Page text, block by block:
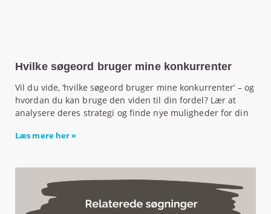
Hvilke søgeord bruger mine konkurrenter
Vil du vide, ‘hvilke søgeord bruger mine konkurrenter’ – og
hvordan du kan bruge den viden til din fordel? Lær at
analysere deres strategi og finde nye muligheder for din
Læs mere her »